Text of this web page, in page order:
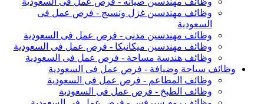
وظائف مهندسين غزل ونسيج - فرص عمل فى
السعودية
وظائف مهندسين مدنى - فرص عمل فى السعودية
وظائف مهندسين ميكانيكا - فرص عمل فى السعودية
وظائف هندسة مساحة - فرص عمل فى السعودية
وظائف سياحة وضيافة - فرص عمل فى السعودية
وظائف المطاعم - فرص عمل فى السعودية
وظائف الطبخ - فرص عمل فى السعودية